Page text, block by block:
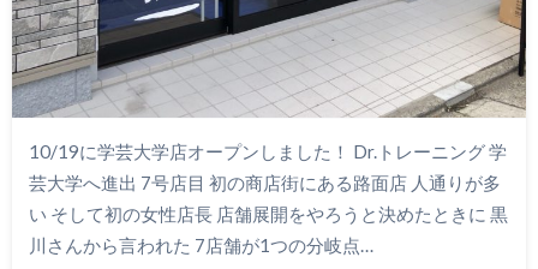
10/19に学芸大学店オープンしました！ Dr.トレーニング 学
芸大学へ進出 7号店目 初の商店街にある路面店 人通りが多
い そして初の女性店長 店舗展開をやろうと決めたときに 黒
川さんから言われた 7店舗が1つの分岐点…